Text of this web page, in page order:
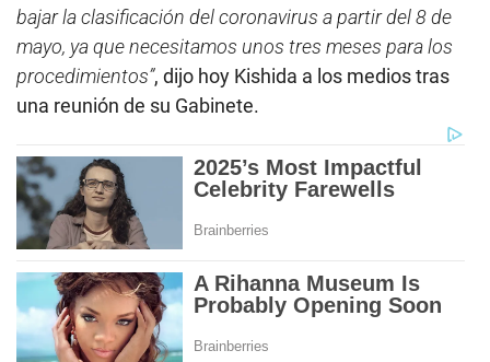
bajar la clasificación del coronavirus a partir del 8 de
mayo, ya que necesitamos unos tres meses para los
procedimientos”, dijo hoy Kishida a los medios tras
una reunión de su Gabinete.